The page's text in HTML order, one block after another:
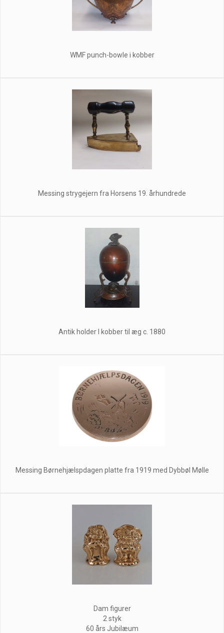
WMF punch-bowle i kobber
Messing strygejern fra Horsens 19. århundrede
Antik holder I kobber til æg c. 1880
Messing Børnehjælspdagen platte fra 1919 med Dybbøl Mølle
Dam figurer
2 styk
60 års Jubilæum